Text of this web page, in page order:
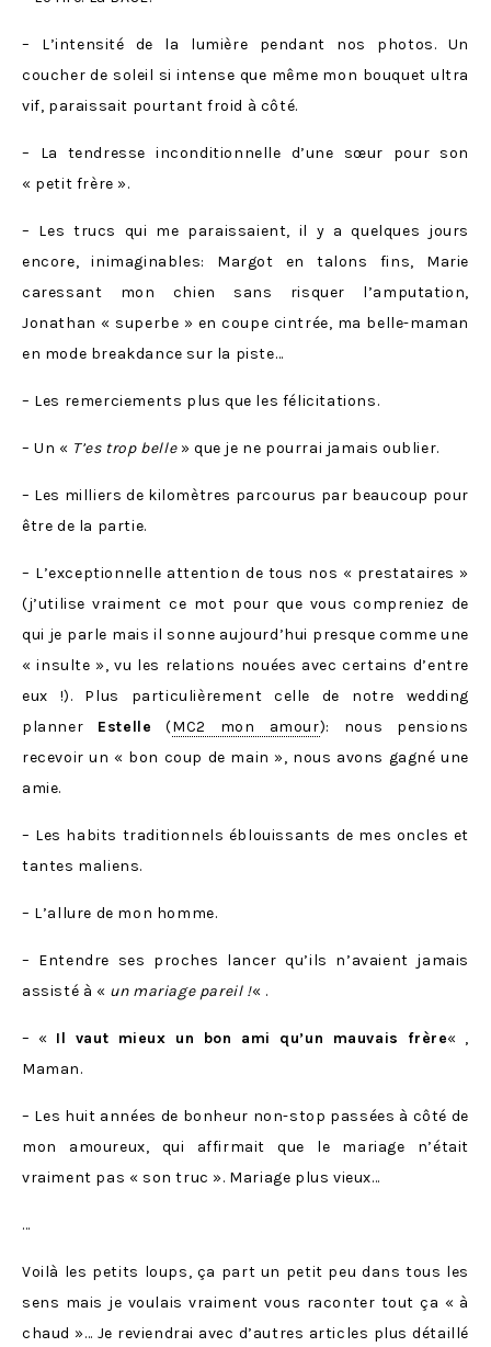
– L’intensité de la lumière pendant nos photos. Un
coucher de soleil si intense que même mon bouquet ultra
vif, paraissait pourtant froid à côté.
– La tendresse inconditionnelle d’une sœur pour son
« petit frère ».
– Les trucs qui me paraissaient, il y a quelques jours
encore, inimaginables: Margot en talons fins, Marie
caressant mon chien sans risquer l’amputation,
Jonathan « superbe » en coupe cintrée, ma belle-maman
en mode breakdance sur la piste…
– Les remerciements plus que les félicitations.
– Un « T’es trop belle» que je ne pourrai jamais oublier.
– Les milliers de kilomètres parcourus par beaucoup pour
être de la partie.
– L’exceptionnelle attention de tous nos « prestataires »
(j’utilise vraiment ce mot pour que vous compreniez de
qui je parle mais il sonne aujourd’hui presque comme une
« insulte », vu les relations nouées avec certains d’entre
eux !). Plus particulièrement celle de notre wedding
planner Estelle (MC2 mon amour): nous pensions
recevoir un « bon coup de main », nous avons gagné une
amie.
– Les habits traditionnels éblouissants de mes oncles et
tantes maliens.
– L’allure de mon homme.
– Entendre ses proches lancer qu’ils n’avaient jamais
assisté à « un mariage pareil !« .
– « Il vaut mieux un bon ami qu’un mauvais frère« ,
Maman.
– Les huit années de bonheur non-stop passées à côté de
mon amoureux, qui affirmait que le mariage n’était
vraiment pas « son truc ». Mariage plus vieux…
…
Voilà les petits loups, ça part un petit peu dans tous les
sens mais je voulais vraiment vous raconter tout ça « à
chaud »… Je reviendrai avec d’autres articles plus détaillé